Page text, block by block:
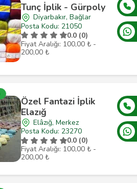
Tunç İplik - Gürpoly
Diyarbakır, Bağlar
Posta Kodu: 21050
0.0 (0)
Fiyat Aralığı: 100,00 ₺ -
200,00 ₺
Özel Fantazi İplik
Elazığ
Elâzığ, Merkez
Posta Kodu: 23270
0.0 (0)
Fiyat Aralığı: 100,00 ₺ -
200,00 ₺